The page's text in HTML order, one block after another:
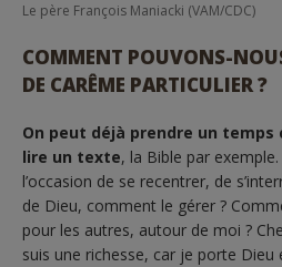
Le père François Maniacki (VAM/CDC)
COMMENT POUVONS-
DE CARÊME PARTICULIER ?
On peut déjà prendre un
lire un texte, la Bible par
l’occasion de se recentrer, de
de Dieu, comment le gérer ?
pour les autres, autour de moi ?
suis une richesse, car je porte Dieu